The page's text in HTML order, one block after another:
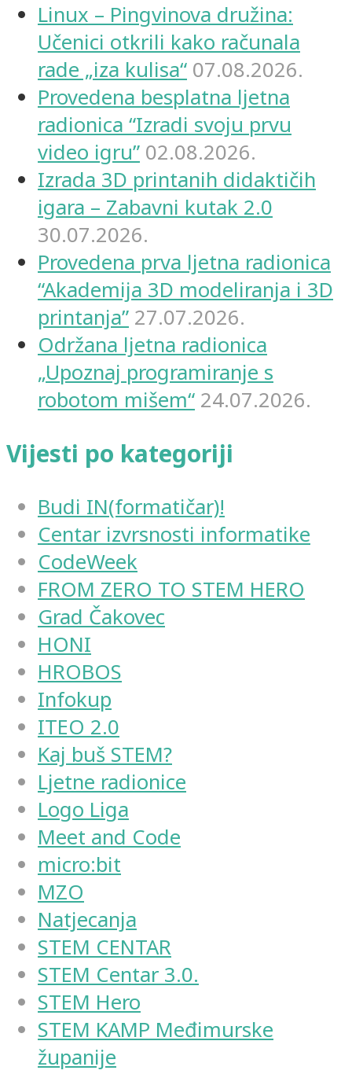
Linux – Pingvinova družina:
Učenici otkrili kako računala
rade „iza kulisa“ 07.08.2026.
Provedena besplatna ljetna
radionica “Izradi svoju prvu
video igru” 02.08.2026.
Izrada 3D printanih didaktičih
igara – Zabavni kutak 2.0
30.07.2026.
Provedena prva ljetna radionica
“Akademija 3D modeliranja i 3D
printanja” 27.07.2026.
Održana ljetna radionica
„Upoznaj programiranje s
robotom mišem“ 24.07.2026.
Vijesti po kategoriji
Budi IN(formatičar)!
Centar izvrsnosti informatike
CodeWeek
FROM ZERO TO STEM HERO
Grad Čakovec
HONI
HROBOS
Infokup
ITEO 2.0
Kaj buš STEM?
Ljetne radionice
Logo Liga
Meet and Code
micro:bit
MZO
Natjecanja
STEM CENTAR
STEM Centar 3.0.
STEM Hero
STEM KAMP Međimurske
županije